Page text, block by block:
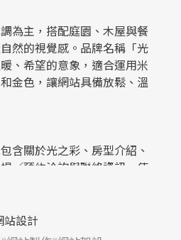
為主，搭配庭園、木屋與餐
然的視覺感。品牌名稱「光
、希望的意象，適合運用米
金色，讓網站具備放鬆、溫
含關於光之彩、房型介紹、
／預約洽詢與聯絡資訊，使
備，資訊層級直覺，適合旅
站設計